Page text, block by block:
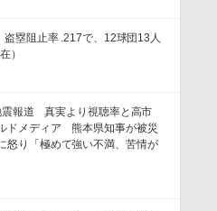
盗塁阻止率 .217で、12球団13人
）
震報道 真実より視聴率と高市
ドメディア 熊本県知事が被災
怒り「極めて強い不満、苦情が